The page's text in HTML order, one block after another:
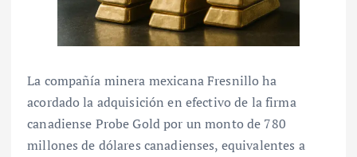
La compañía minera mexicana Fresnillo ha
acordado la adquisición en efectivo de la firma
canadiense Probe Gold por un monto de 780
millones de dólares canadienses, equivalentes a